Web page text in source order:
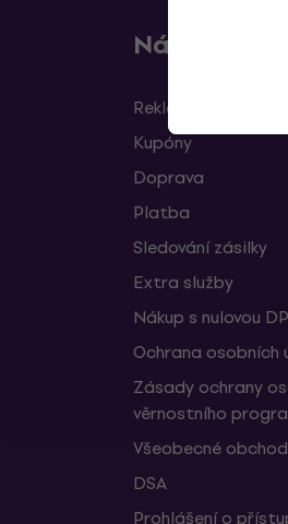
Nákup
Reklamace a
Kupóny
Doprava
Platba
Sledování zásilky
Extra služby
Nákup s nulovou
Ochrana osobních
Zásady ochrany
věrnostního
Všeobecné
DSA
Prohlášení o